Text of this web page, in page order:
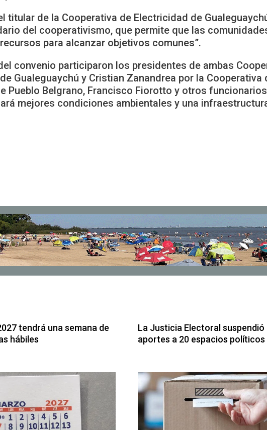
titular de la Cooperativa de Electricidad de
del cooperativismo, que permite que las
para alcanzar objetivos comunes”.
convenio participaron los presidentes de ambas
Gualeguaychú y Cristian Zanandrea por la
Pueblo Belgrano, Francisco Fiorotto y otros
mejores condiciones ambientales y una
tendrá una semana de
hábiles
La Justicia Electoral suspendió
aportes a 20 espacios políticos